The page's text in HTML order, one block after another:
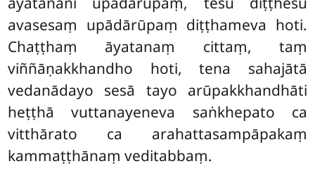
avasesaṃ upādārūpaṃ diṭṭhameva hoti.
Chaṭṭhaṃ āyatanaṃ cittaṃ, taṃ
viññāṇakkhandho hoti, tena sahajātā
vedanādayo sesā tayo arūpakkhandhāti
heṭṭhā vuttanayeneva saṅkhepato ca
vitthārato ca arahattasampāpakaṃ
kammaṭṭhānaṃ veditabbaṃ.